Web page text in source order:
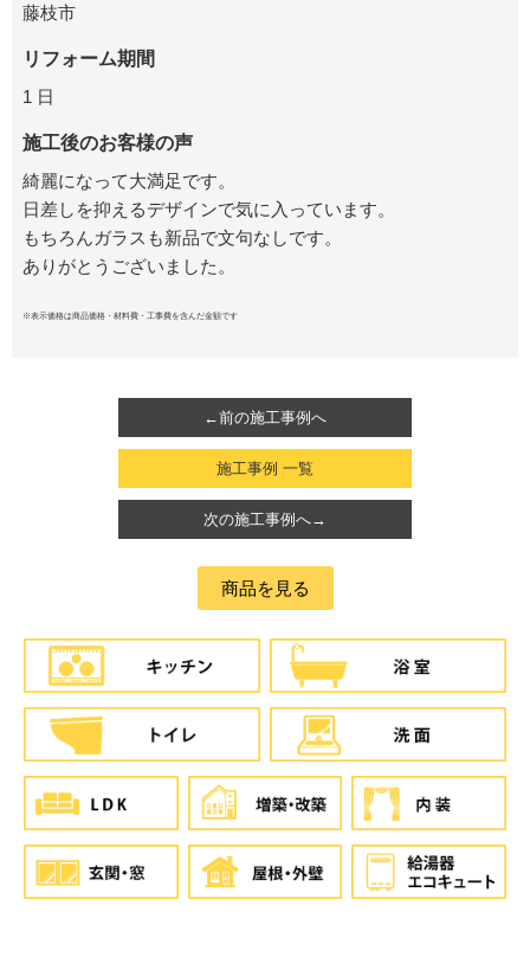
藤枝市
リフォーム期間
1 日
施工後のお客様の声
綺麗になって大満足です。
日差しを抑えるデザインで気に入っています。
もちろんガラスも新品で文句なしです。
ありがとうございました。
※表示価格は商品価格・材料費・工事費を含んだ金額です
←前の施工事例へ
施工事例 一覧
次の施工事例へ→
商品を見る